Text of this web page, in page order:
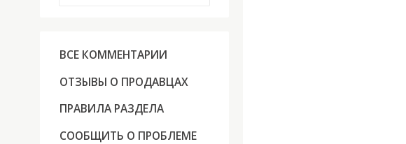
ВСЕ КОММЕНТАРИИ
ОТЗЫВЫ О ПРОДАВЦАХ
ПРАВИЛА РАЗДЕЛА
СООБЩИТЬ О ПРОБЛЕМЕ